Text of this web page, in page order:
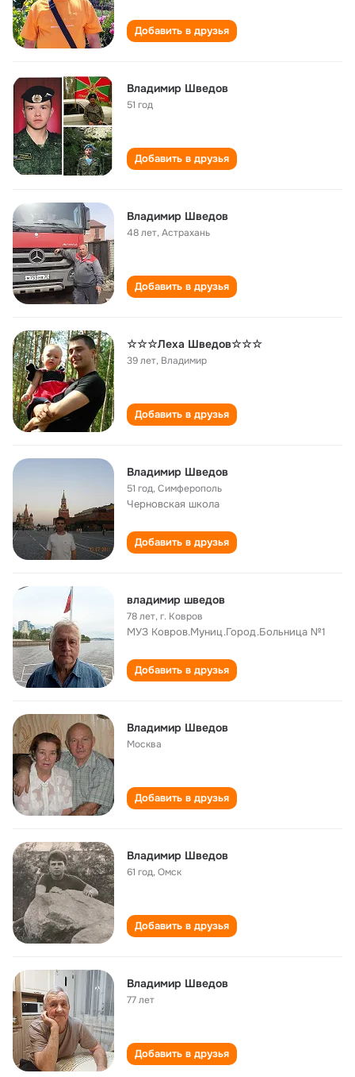
Добавить в друзья
Владимир Шведов
51 год
Добавить в друзья
Владимир Шведов
48 лет,Астрахань
Добавить в друзья
☆☆☆Леха Шведов☆☆☆
39 лет, Владимир
Добавить в друзья
Владимир Шведов
51 год,Симферополь
Черновская школа
Добавить в друзья
владимир шведов
78 лет,г. Ковров
МУЗ Ковров.Муниц.Город.Больница №1
Добавить в друзья
Владимир Шведов
Москва
Добавить в друзья
Владимир Шведов
61 год,Омск
Добавить в друзья
Владимир Шведов
77 лет
Добавить в друзья